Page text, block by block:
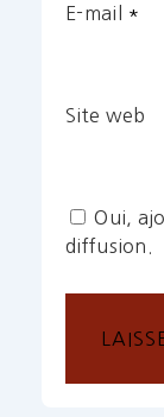
E-mail *
Site web
Oui,
diffusion.